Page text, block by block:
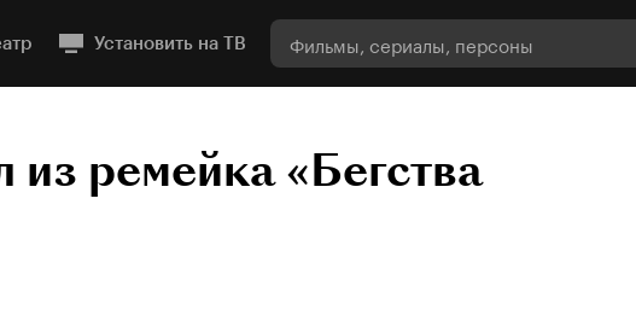
Установить на ТВ
из ремейка «Бегства